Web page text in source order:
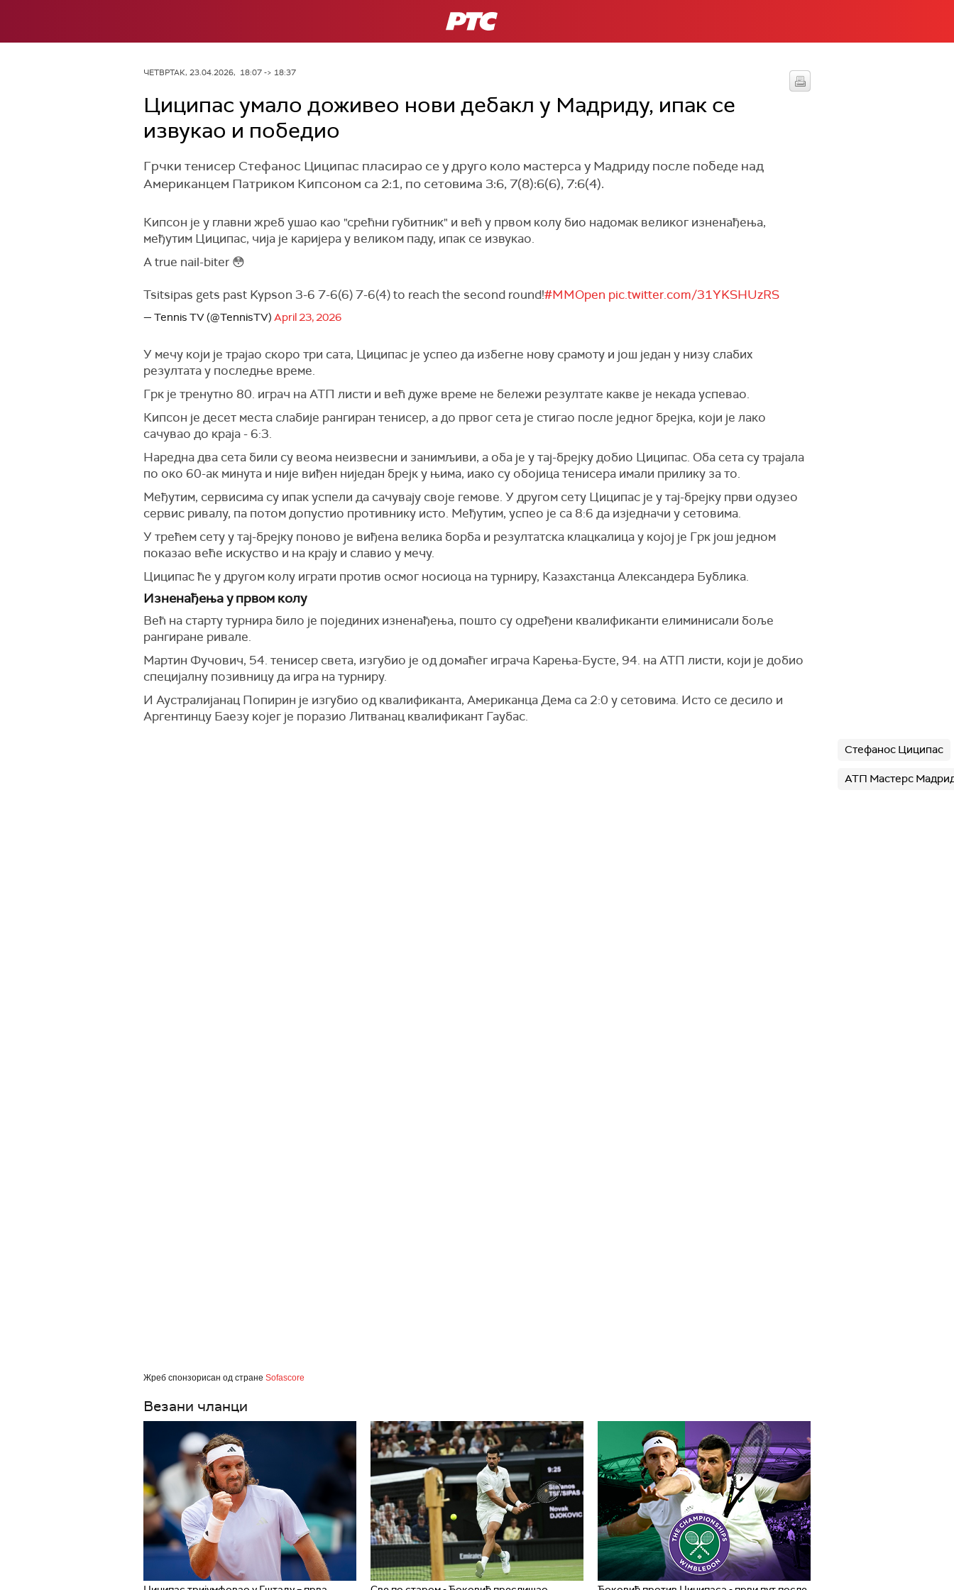
РТС
ЧЕТВРТАК, 23.04.2026, 18:07 -> 18:37
Циципас умало доживео нови дебакл у Мадриду, ипак се
извукао и победио
Грчки тенисер Стефанос Циципас пласирао се у друго коло мастерса у Мадриду после победе над
Американцем Патриком Кипсоном са 2:1, по сетовима 3:6, 7(8):6(6), 7:6(4).
Кипсон је у главни жреб ушао као "срећни губитник" и већ у првом колу био надомак великог изненађења,
међутим Циципас, чија је каријера у великом паду, ипак се извукао.
A true nail-biter 😳
Tsitsipas gets past Kypson 3-6 7-6(6) 7-6(4) to reach the second round!#MMOpen pic.twitter.com/31YKSHUzRS
— Tennis TV (@TennisTV) April 23, 2026
У мечу који је трајао скоро три сата, Циципас је успео да избегне нову срамоту и још један у низу слабих
резултата у последње време.
Грк је тренутно 80. играч на АТП листи и већ дуже време не бележи резултате какве је некада успевао.
Кипсон је десет места слабије рангиран тенисер, а до првог сета је стигао после једног брејка, који је лако
сачувао до краја - 6:3.
Наредна два сета били су веома неизвесни и занимљиви, а оба је у тај-брејку добио Циципас. Оба сета су трајала
по око 60-ак минута и није виђен ниједан брејк у њима, иако су обојица тенисера имали прилику за то.
Међутим, сервисима су ипак успели да сачувају своје гемове. У другом сету Циципас је у тај-брејку први одузео
сервис ривалу, па потом допустио противнику исто. Међутим, успео је са 8:6 да изједначи у сетовима.
У трећем сету у тај-брејку поново је виђена велика борба и резултатска клацкалица у којој је Грк још једном
показао веће искуство и на крају и славио у мечу.
Циципас ће у другом колу играти против осмог носиоца на турниру, Казахстанца Александера Бублика.
Изненађења у првом колу
Већ на старту турнира било је појединих изненађења, пошто су одређени квалификанти елиминисали боље
рангиране ривале.
Мартин Фучович, 54. тенисер света, изгубио је од домаћег играча Карења-Бусте, 94. на АТП листи, који је добио
специјалну позивницу да игра на турниру.
И Аустралијанац Попирин је изгубио од квалификанта, Американца Дема са 2:0 у сетовима. Исто се десило и
Аргентинцу Баезу којег је поразио Литванац квалификант Гаубас.
Жреб спонзорисан од стране Sofascore
Стефанос Циципас
АТП Мастерс
Везани чланци